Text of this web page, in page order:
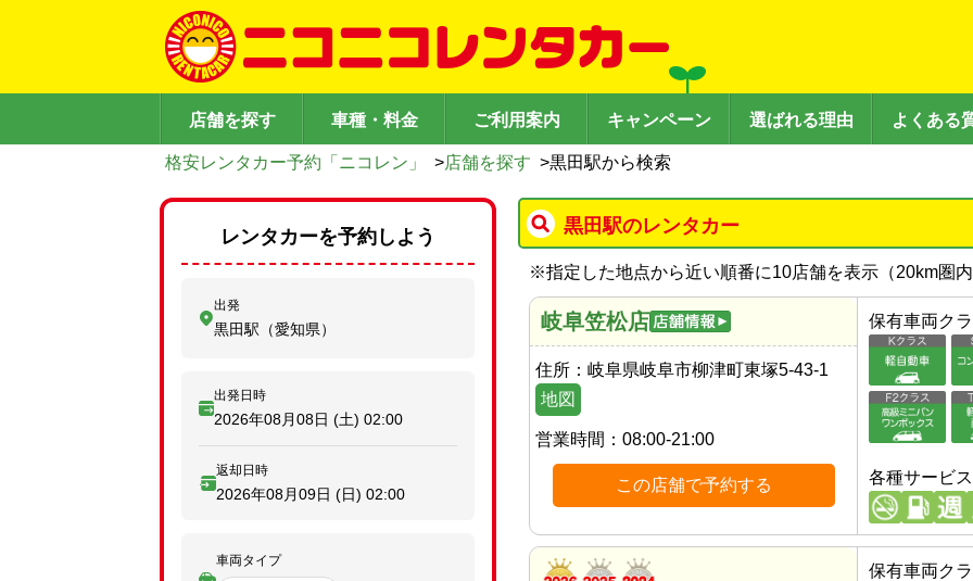
店舗を探す 車種・料金 ご利用案内 キャンペーン 選ばれる理由 よくある
格安レンタカー予約「ニコレン」 >店舗を探す >黒田駅から検索
黒田駅のレンタカー
※指定した地点から近い順番に10店舗を表示（20km圏
岐阜笠松店
住所： 岐阜県岐阜市柳津町東塚5-43-1
地図
営業時間： 08:00-21:00
この店舗で予約する
保有車両ク
各種サービス
保有車両ク
レンタカーを予約しよう
出発
黒田駅（愛知県）
出発日時
2026年08月08日 (土) 02:00
返却日時
2026年08月09日 (日) 02:00
車両タイプ